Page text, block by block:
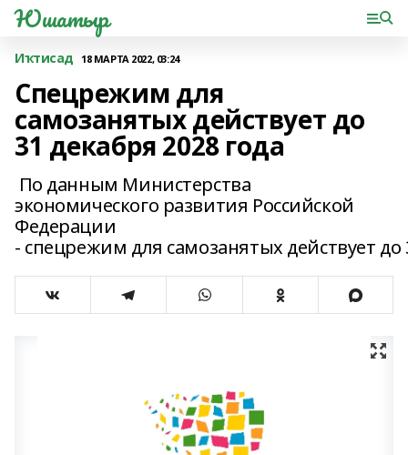
Юшатыр
Иҡтисад 18 МАРТА 2022, 03:24
Спецрежим для
самозанятых действует до
31 декабря 2028 года
По данным Министерства
экономического развития Российской
Федерации
- спецрежим для самозанятых действует до